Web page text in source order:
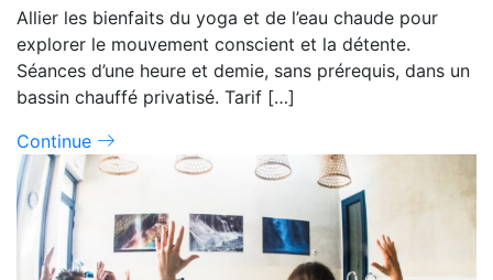
Allier les bienfaits du yoga et de l’eau chaude pour
explorer le mouvement conscient et la détente.
Séances d’une heure et demie, sans prérequis, dans un
bassin chauffé privatisé. Tarif […]
Continue